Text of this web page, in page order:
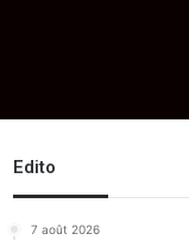
Edito
7 août 2026